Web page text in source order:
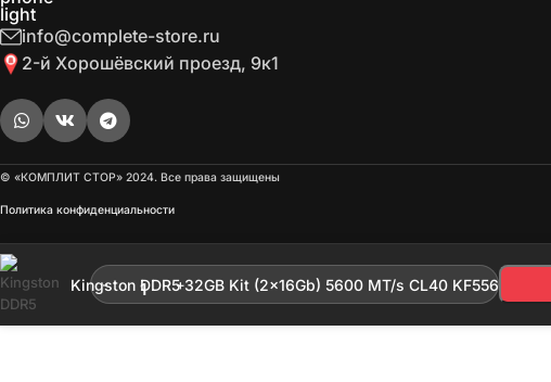
info@complete-store.ru
2-й Хорошёвский проезд, 9к1
© «КОМПЛИТ СТОР» 2024. Все права защищены
Политика конфиденциальности
Kingston DDR5 32GB Kit (2x16Gb) 5600 MT/s CL40 Включает